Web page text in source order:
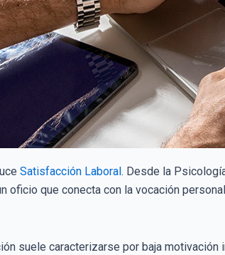
Satisfacción Laboral. Desde la
oficio que conecta con la vocación
suele caracterizarse por baja